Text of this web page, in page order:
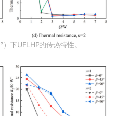
下UFLHP的传热特性。